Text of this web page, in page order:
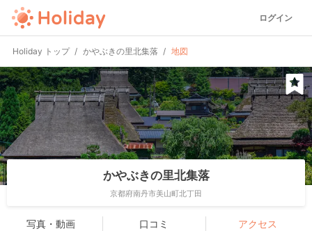
ログイン
Holiday トップ かやぶきの里北集落 地図
かやぶきの里北集落
京都府南丹市美山町北丁田
写真・動画 口コミ アクセス